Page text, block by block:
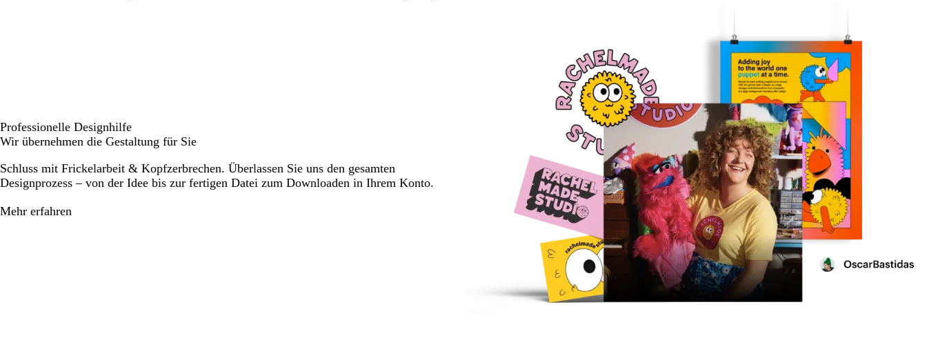
Professionelle Designhilfe
Wir übernehmen die Gestaltung für Sie
Schluss mit Frickelarbeit & Kopfzerbrechen. Überlassen Sie uns den gesamten
Designprozess – von der Idee bis zur fertigen Datei zum Downloaden in Ihrem Konto.
Mehr erfahren